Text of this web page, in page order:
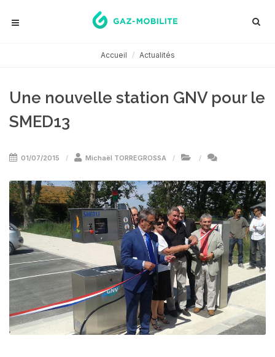
Accueil Actualités
Une nouvelle station GNV pour le
SMED13
01/07/2015 Michaël TORREGROSSA